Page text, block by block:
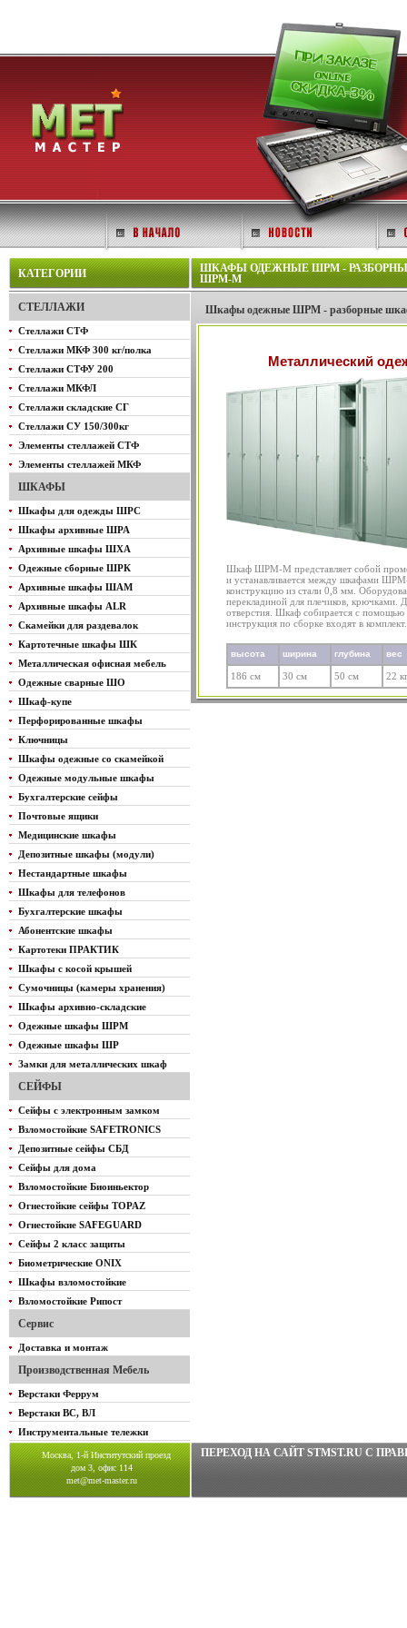
КАТЕГОРИИ
СТЕЛЛАЖИ
Стеллажи СТФ
Стеллажи МКФ 300 кг/полка
Стеллажи СТФУ 200
Стеллажи МКФЛ
Стеллажи складские СГ
Стеллажи СУ 150/300кг
Элементы стеллажей СТФ
Элементы стеллажей МКФ
ШКАФЫ
Шкафы для одежды ШРС
Шкафы архивные ШРА
Архивные шкафы ШХА
Одежные сборные ШРК
Архивные шкафы ШАМ
Архивные шкафы ALR
Скамейки для раздевалок
Картотечные шкафы ШК
Металлическая офисная мебель
Одежные сварные ШО
Шкаф-купе
Перфорированные шкафы
Ключницы
Шкафы одежные со скамейкой
Одежные модульные шкафы
Бухгалтерские сейфы
Почтовые ящики
Медицинские шкафы
Депозитные шкафы (модули)
Нестандартные шкафы
Шкафы для телефонов
Бухгалтерские шкафы
Абонентские шкафы
Картотеки ПРАКТИК
Шкафы с косой крышей
Сумочницы (камеры хранения)
Шкафы архивно-складские
Одежные шкафы ШРМ
Одежные шкафы ШР
Замки для металлических шкаф
СЕЙФЫ
Сейфы с электронным замком
Взломостойкие SAFETRONICS
Депозитные сейфы СБД
Сейфы для дома
Взломостойкие Биоиньектор
Огнестойкие сейфы TOPAZ
Огнестойкие SAFEGUARD
Сейфы 2 класс защиты
Биометрические ONIX
Шкафы взломостойкие
Взломостойкие Рипост
Сервис
Доставка и монтаж
Производственная Мебель
Верстаки Феррум
Верстаки ВС, ВЛ
Инструментальные тележки
ШКАФЫ ОДЕЖНЫЕ ШРМ -
ШРМ-М
Шкафы одежные ШРМ - разборные
Металлический
Шкаф ШРМ-М представляет собой
и устанавливается между шкафами
конструкцию из стали 0,8 мм.
перекладиной для плечиков, крючками.
отверстия. Шкаф собирается с
инструкция по сборке входят в комплект.
высота ширина глубина вес
186 см 30 см 50 см 22
Москва, 1-й Институтский проезд
дом 3, офис 114
met@met-master.ru
ПЕРЕХОД НА САЙТ STMST.RU C